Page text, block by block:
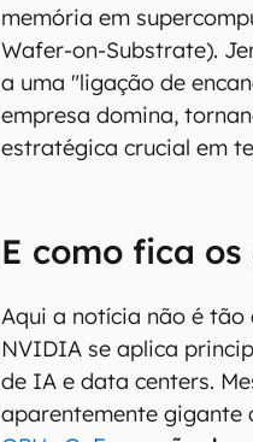
memória em
Wafer-on-Substrate).
a uma "ligação de
empresa domina,
estratégica crucial em
E como fica
Aqui a notícia não é
NVIDIA se aplica
de IA e data centers.
aparentemente gigante